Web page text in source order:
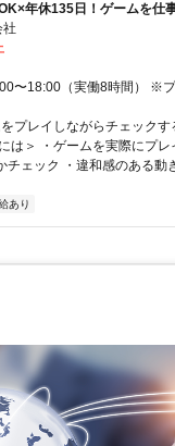
年休135日！ゲームを仕
社
〜18:00（実働8時間） ※
プレイしながらチェック
は＞ ・ゲームを実際にプ
チェック ・違和感のある動
あり